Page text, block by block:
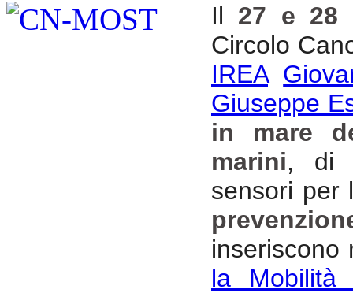
Il 27 e 28
Circolo
IREA
Giuseppe
in mare
marini, di
sensori per
inseriscono
la Mobilità